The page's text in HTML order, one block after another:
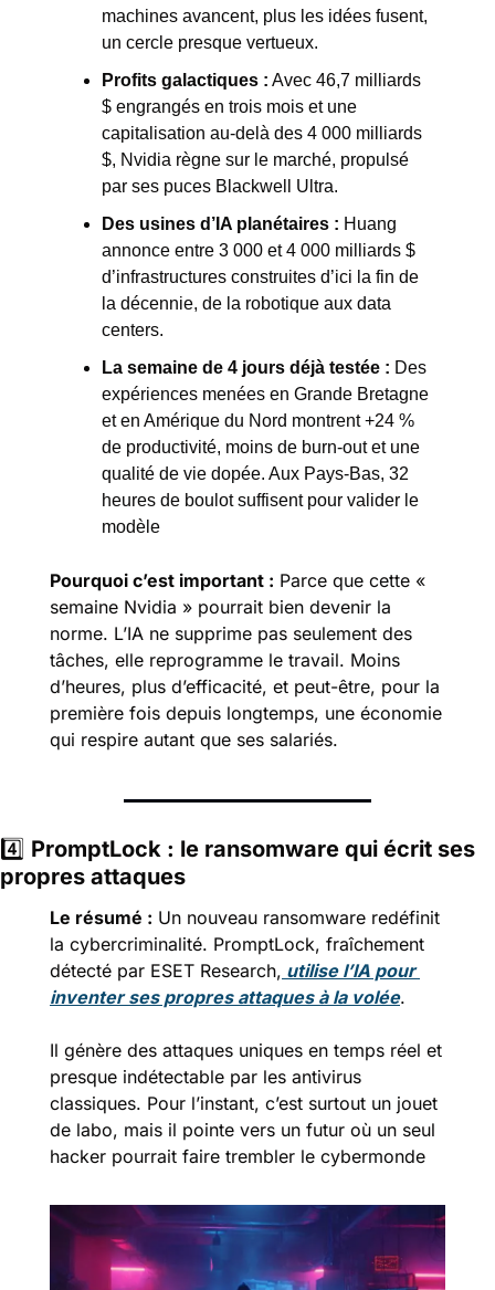
machines avancent, plus les idées fusent,
un cercle presque vertueux.
Profits galactiques : Avec 46,7 milliards
$ engrangés en trois mois et une
capitalisation au-delà des 4 000 milliards
$, Nvidia règne sur le marché, propulsé
par ses puces Blackwell Ultra.
Des usines d’IA planétaires : Huang
annonce entre 3 000 et 4 000 milliards $
d’infrastructures construites d’ici la fin de
la décennie, de la robotique aux data
centers.
La semaine de 4 jours déjà testée : Des
expériences menées en Grande Bretagne
et en Amérique du Nord montrent +24 %
de productivité, moins de burn-out et une
qualité de vie dopée. Aux Pays-Bas, 32
heures de boulot suffisent pour valider le
modèle
Pourquoi c’est important : Parce que cette «
semaine Nvidia » pourrait bien devenir la
norme. L’IA ne supprime pas seulement des
tâches, elle reprogramme le travail. Moins
d’heures, plus d’efficacité, et peut-être, pour la
première fois depuis longtemps, une économie
qui respire autant que ses salariés.
4️⃣ PromptLock : le ransomware qui écrit ses
propres attaques
Le résumé : Un nouveau ransomware redéfinit
la cybercriminalité. PromptLock, fraîchement
détecté par ESET Research, utilise l’IA pour
inventer ses propres attaques à la volée.
Il génère des attaques uniques en temps réel et
presque indétectable par les antivirus
classiques. Pour l’instant, c’est surtout un jouet
de labo, mais il pointe vers un futur où un seul
hacker pourrait faire trembler le cybermonde